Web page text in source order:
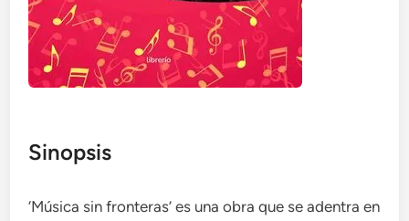
Sinopsis
‘Música sin fronteras’ es una obra que se adentra en